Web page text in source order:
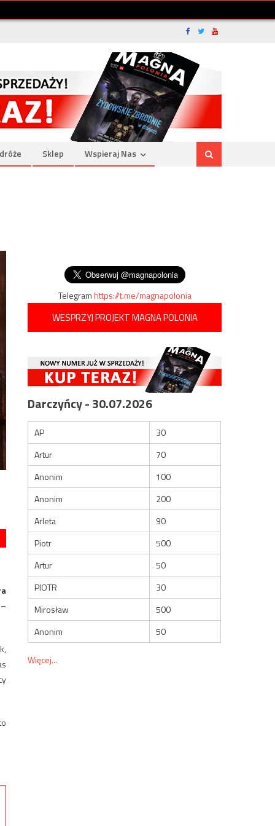
Sklep Wspieraj Nas
Telegramhttps://t.me/magnapolonia
WESPRZYJ PROJEKT MAGNA POLONIA
Darczyńcy - 30.07.2026
AP
30
Artur
70
Anonim
100
Anonim
200
Arleta
90
Piotr
500
Artur
50
PIOTR
30
Mirosław
500
Anonim
50
Więcej...